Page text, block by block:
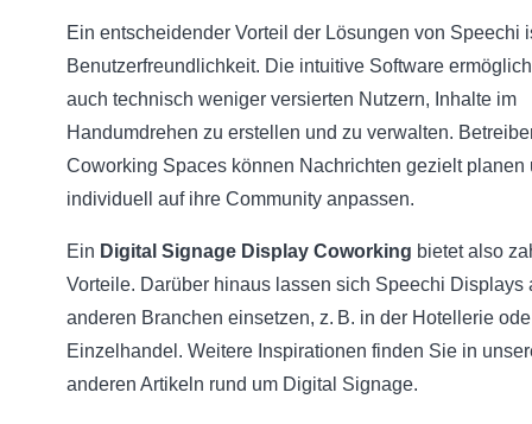
Ein entscheidender Vorteil der Lösungen von Speechi
Benutzerfreundlichkeit. Die intuitive Software
auch technisch weniger versierten Nutzern, Inhalte im
Handumdrehen zu erstellen und zu verwalten.
Coworking Spaces können Nachrichten gezielt planen
individuell auf ihre Community anpassen.
Ein Digital Signage Display Coworking bietet also
Vorteile. Darüber hinaus lassen sich Speechi Displays
anderen Branchen einsetzen, z. B. in der Hotellerie
Einzelhandel. Weitere Inspirationen finden Sie in
anderen Artikeln rund um Digital Signage.